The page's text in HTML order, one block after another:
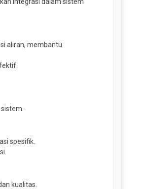
aliran, membantu
spesifik.
kualitas.